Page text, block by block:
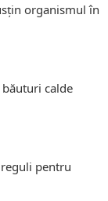
organismul în
calde
pentru